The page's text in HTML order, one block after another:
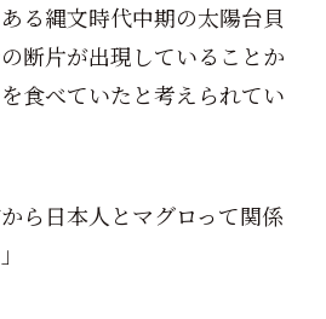
る縄文時代中期の太陽台貝
断片が出現していることか
食べていたと考えられてい
ら日本人とマグロって関係